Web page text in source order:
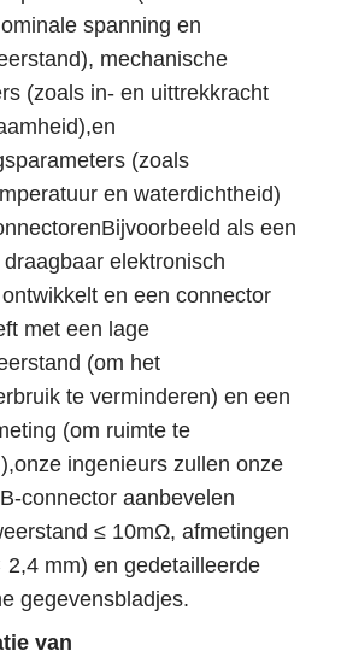
spanning en
mechanische
(zoals in- en uittrekkracht
(zoals
en waterdichtheid)
als een
draagbaar elektronisch
en een connector
met een lage
(om het
te verminderen) en een
(om ruimte te
ingenieurs zullen onze
connector aanbevelen
≤ 10mΩ, afmetingen
2,4 mm) en gedetailleerde
gegevensbladjes.
van